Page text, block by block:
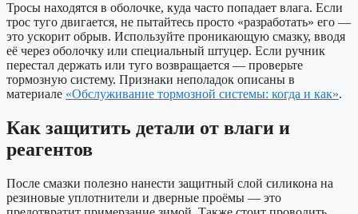
Тросы находятся в оболочке, куда часто попадает влага. Если
трос туго двигается, не пытайтесь просто «разработать» его —
это ускорит обрыв. Используйте проникающую смазку, вводя
её через оболочку или специальный штуцер. Если ручник
перестал держать или туго возвращается — проверьте
тормозную систему. Признаки неполадок описаны в
материале «Обслуживание тормозной системы: когда и как».
Как защитить детали от влаги и
реагентов
После смазки полезно нанести защитный слой силикона на
резиновые уплотнители и дверные проёмы — это